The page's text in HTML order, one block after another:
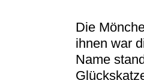
Die
ihnen war
Name